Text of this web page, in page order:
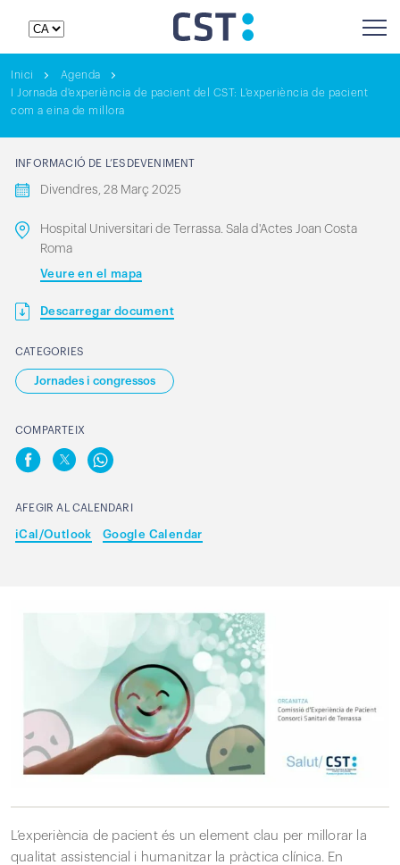
Inici
Agenda
I Jornada d'experiència de pacient del CST: L'experiència de pacient
com a eina de millora
INFORMACIÓ DE L’ESDEVENIMENT
Divendres, 28 Març 2025
Hospital Universitari de Terrassa. Sala d'Actes Joan Costa
Roma
Veure en el mapa
Descarregar document
CATEGORIES
Jornades i congressos
COMPARTEIX
AFEGIR AL CALENDARI
iCal/Outlook Google Calendar
L’experiència de pacient és un element clau per millorar la
qualitat assistencial i humanitzar la pràctica clínica. En